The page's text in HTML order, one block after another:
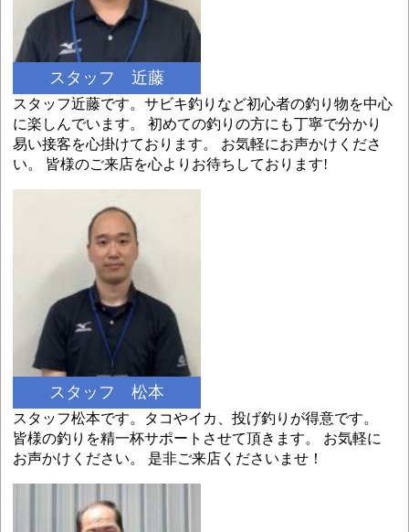
スタッフ 近藤
スタッフ近藤です。サビキ釣りなど初心者の釣り物を中心
に楽しんでいます。 初めての釣りの方にも丁寧で分かり
易い接客を心掛けております。 お気軽にお声かけくださ
い。 皆様のご来店を心よりお待ちしております!
スタッフ 松本
スタッフ松本です。タコやイカ、投げ釣りが得意です。
皆様の釣りを精一杯サポートさせて頂きます。 お気軽に
お声かけください。 是非ご来店くださいませ！